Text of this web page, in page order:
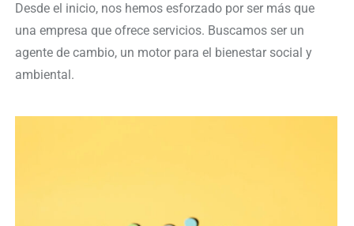
Desde el inicio, nos hemos esforzado por ser más que
una empresa que ofrece servicios. Buscamos ser un
agente de cambio, un motor para el bienestar social y
ambiental.